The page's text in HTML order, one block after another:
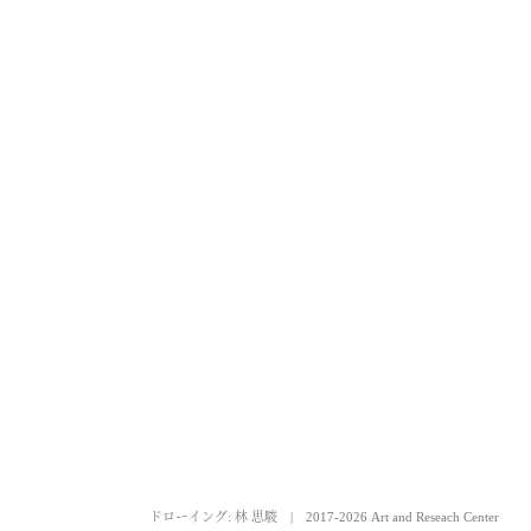
ドローイング: 林 思駿 2017-2026 Art and Reseach Center